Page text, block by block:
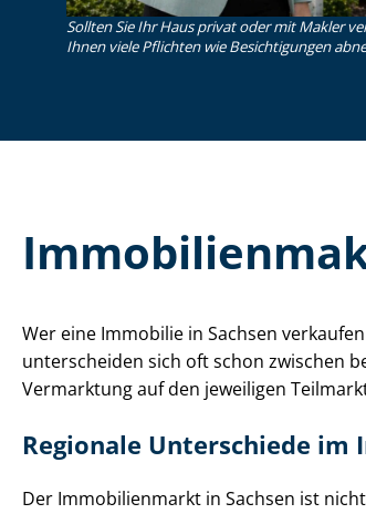
Sollten Sie Ihr Haus privat oder mit Makler
Ihnen viele Pflichten wie Besichtigungen
Wer eine Immobilie in Sachsen
unterscheiden sich oft schon zwischen
Vermarktung auf den jeweiligen
Regionale Unterschiede
Der Immobilienmarkt in Sachsen ist